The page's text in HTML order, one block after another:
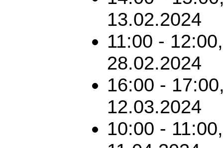
13.02.2024
11:00 -
28.02.2024
16:00 -
12.03.2024
10:00 -